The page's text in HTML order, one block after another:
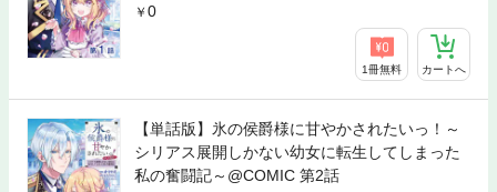
0
1冊無料 カートへ
【単話版】氷の侯爵様に甘やかされたいっ！～
シリアス展開しかない幼女に転生してしまった
私の奮闘記～@COMIC 第2話